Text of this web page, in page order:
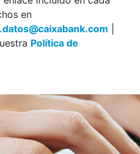
en
Política de